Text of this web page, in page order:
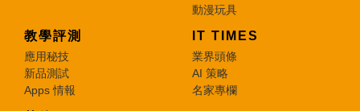
動漫玩具
教學評測
應用秘技
新品測試
Apps 情報
IT TIMES
業界頭條
AI 策略
名家專欄